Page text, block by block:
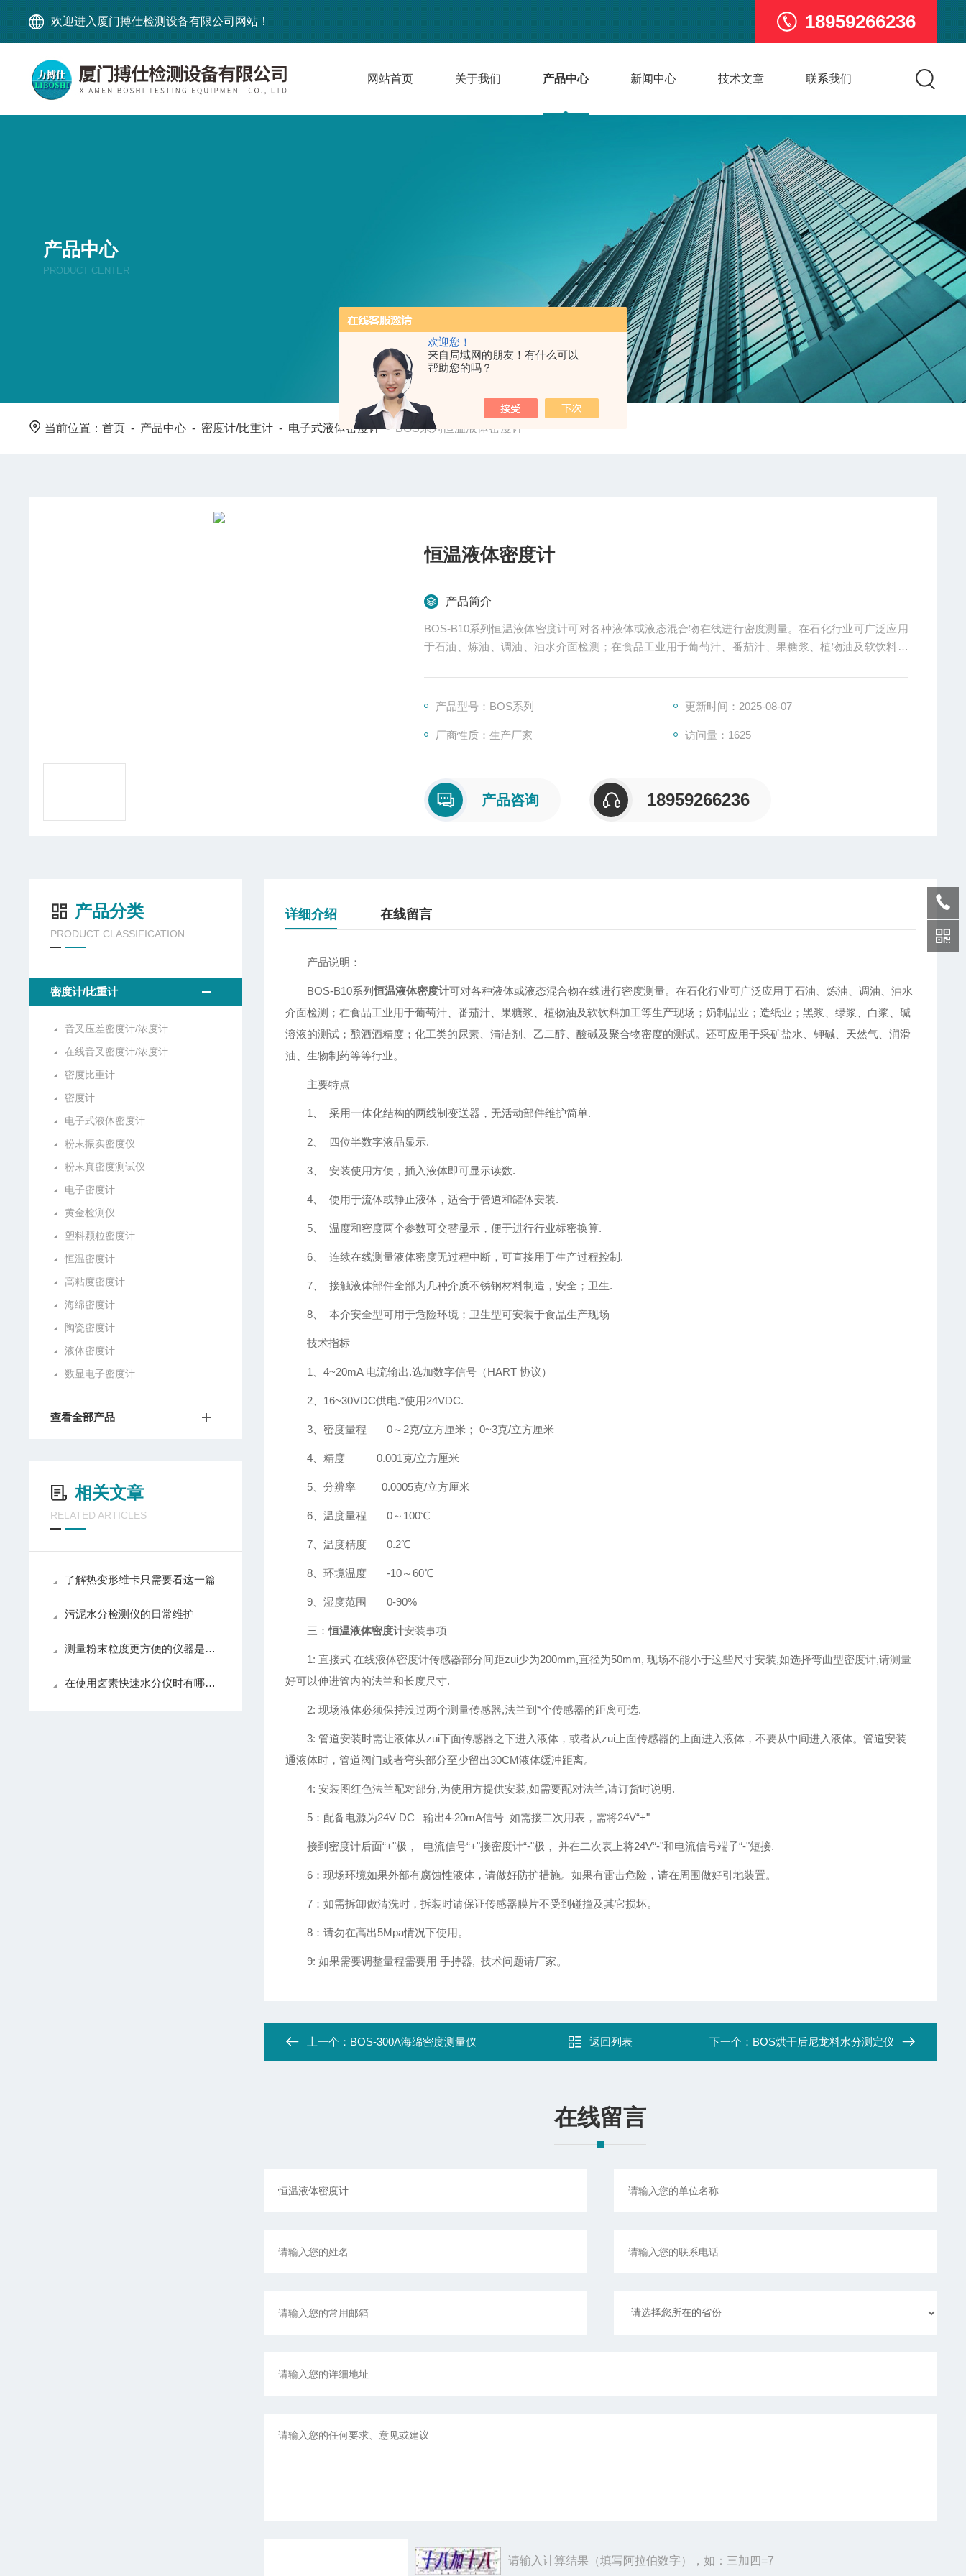
欢迎您！
来自局域网的朋友！有什么可以
帮助您的吗？
欢迎进入厦门搏仕检测设备有限公司网站！ 18959266236
网站首页 关于我们 产品中心 新闻中心 技术文章 联系我们
产品中心
PRODUCT CENTER
当前位置：首页 - 产品中心 - 密度计/比重计 - 电子式液体密度计- BOS系列恒温液体密度计
恒温液体密度计
产品简介
BOS-B10系列恒温液体密度计可对各种液体或液态混合物在线进行密度测量。在石化行业可广泛应用
于石油、炼油、调油、油水介面检测；在食品工业用于葡萄汁、番茄汁、果糖浆、植物油及软饮料加
物制药等等行业。
产品型号：BOS系列 更新时间：2025-08-07
厂商性质：生产厂家 访问量：1625
产品咨询 18959266236
产品分类
PRODUCT CLASSIFICATION
密度计/比重计
音叉压差密度计/浓度计
在线音叉密度计/浓度计
密度比重计
密度计
电子式液体密度计
粉末振实密度仪
粉末真密度测试仪
电子密度计
黄金检测仪
塑料颗粒密度计
恒温密度计
高粘度密度计
海绵密度计
陶瓷密度计
液体密度计
数显电子密度计
查看全部产品
相关文章
RELATED ARTICLES
了解热变形维卡只需要看这一篇
污泥水分检测仪的日常维护
测量粉末粒度更方便的仪器是什么样的，不要再选错了
在使用卤素快速水分仪时有哪些注意事项？看看这些
详细介绍 在线留言
产品说明：
BOS-B10系列恒温液体密度计可对各种液体或液态混合物在线进行密度测量。在石化行业可广泛应用于石油、炼油、调油、油水
介面检测；在食品工业用于葡萄汁、番茄汁、果糖浆、植物油及软饮料加工等生产现场；奶制品业；造纸业；黑浆、绿浆、白浆、碱
溶液的测试；酿酒酒精度；化工类的尿素、清洁剂、乙二醇、酸碱及聚合物密度的测试。还可应用于采矿盐水、钾碱、天然气、润滑
油、生物制药等等行业。
主要特点
1、 采用一体化结构的两线制变送器，无活动部件维护简单.
2、 四位半数字液晶显示.
3、 安装使用方便，插入液体即可显示读数.
4、 使用于流体或静止液体，适合于管道和罐体安装.
5、 温度和密度两个参数可交替显示，便于进行行业标密换算.
6、 连续在线测量液体密度无过程中断，可直接用于生产过程控制.
7、 接触液体部件全部为几种介质不锈钢材料制造，安全；卫生.
8、 本介安全型可用于危险环境；卫生型可安装于食品生产现场
技术指标
1、4~20mA 电流输出.选加数字信号（HART 协议）
2、16~30VDC供电.*使用24VDC.
3、密度量程 0～2克/立方厘米； 0~3克/立方厘米
4、精度 0.001克/立方厘米
5、分辨率 0.0005克/立方厘米
6、温度量程 0～100℃
7、温度精度 0.2℃
8、环境温度 -10～60℃
9、湿度范围 0-90%
三：恒温液体密度计安装事项
1: 直接式 在线液体密度计传感器部分间距zui少为200mm,直径为50mm, 现场不能小于这些尺寸安装,如选择弯曲型密度计,请测量
好可以伸进管内的法兰和长度尺寸.
2: 现场液体必须保持没过两个测量传感器,法兰到*个传感器的距离可选.
3: 管道安装时需让液体从zui下面传感器之下进入液体，或者从zui上面传感器的上面进入液体，不要从中间进入液体。管道安装
通液体时，管道阀门或者弯头部分至少留出30CM液体缓冲距离。
4: 安装图红色法兰配对部分,为使用方提供安装,如需要配对法兰,请订货时说明.
5：配备电源为24V DC 输出4-20mA信号 如需接二次用表，需将24V“+"
接到密度计后面“+"极， 电流信号“+"接密度计“-"极， 并在二次表上将24V“-"和电流信号端子“-"短接.
6：现场环境如果外部有腐蚀性液体，请做好防护措施。如果有雷击危险，请在周围做好引地装置。
7：如需拆卸做清洗时，拆装时请保证传感器膜片不受到碰撞及其它损坏。
8：请勿在高出5Mpa情况下使用。
9: 如果需要调整量程需要用 手持器, 技术问题请厂家。
上一个： BOS-300A海绵密度测量仪 返回列表 下一个： BOS烘干后尼龙料水分测定仪
在线留言
请输入计算结果（填写阿拉伯数字），如：三加四=7